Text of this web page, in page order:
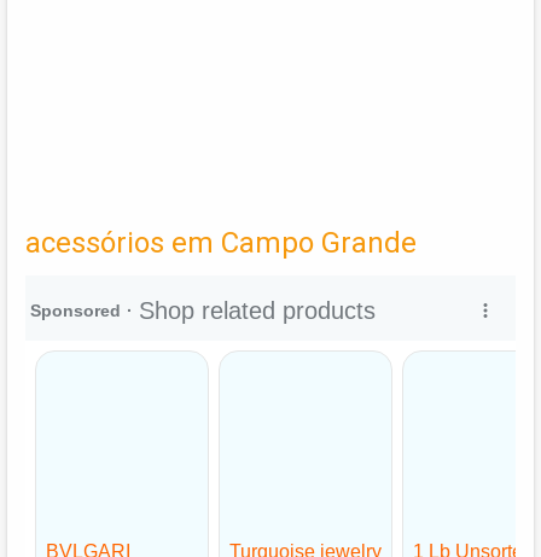
acessórios em Campo Grande